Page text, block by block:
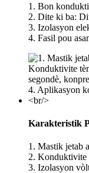
1. Bon
2. Dite ki ba:
3. Izolasyon
4. Fasil pou
Karakteristik
1. Mastik jetab
2.
3. Izolasyon